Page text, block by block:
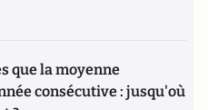
que la moyenne
consécutive : jusqu'où